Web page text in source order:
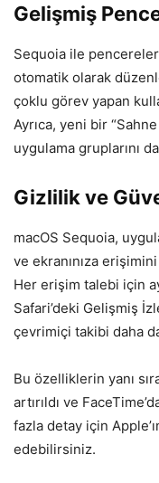
Gelişmiş
Sequoia ile
otomatik olarak
çoklu görev yapan
Ayrıca, yeni bir
uygulama gruplarını
Gizlilik ve
macOS Sequoia,
ve ekranınıza
Her erişim talebi için
Safari’deki Gelişmiş
çevrimiçi takibi daha
Bu özelliklerin yanı
artırıldı ve
fazla detay için
edebilirsiniz.